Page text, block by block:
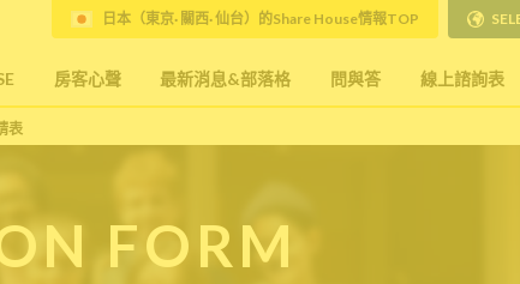
房客心聲 最新消息&部落格 問與答 線上諮詢表
日本（東京· 關西· 仙台）的Share House情報TOP
表
FORM